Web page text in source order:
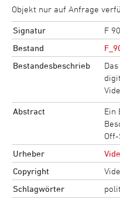
Objekt nur auf Anfrage
Signatur
F
Bestand
Bestandesbeschrieb
Abstract
Ein
Urheber
Copyright
Schlagwörter